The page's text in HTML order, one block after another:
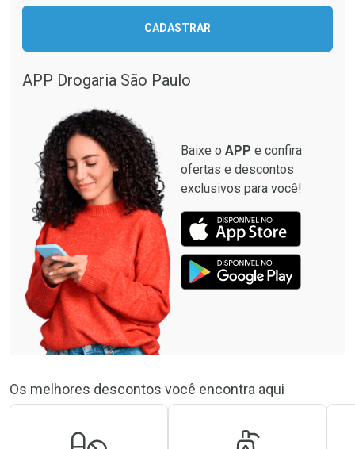
CADASTRAR
APP Drogaria São Paulo
Baixe o APP e confira
ofertas e descontos
exclusivos para você!
Os melhores descontos você encontra aqui